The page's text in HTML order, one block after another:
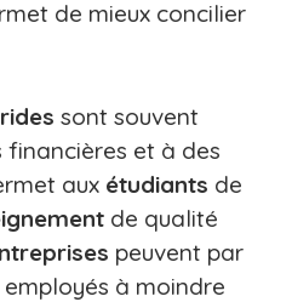
de mieux concilier
sont souvent
financières et à des
aux étudiants de
de qualité
peuvent par
à moindre